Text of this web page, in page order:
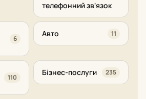
телефонний зв'язок
6
Авто 11
110
Бізнес-послуги 235